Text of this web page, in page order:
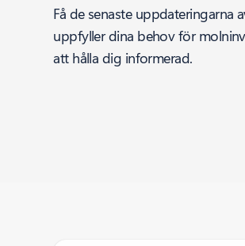
Få de senaste
uppfyller dina behov för
att hålla dig informerad.